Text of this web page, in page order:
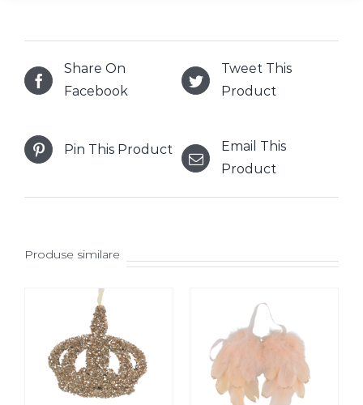
Share On
Facebook
Tweet This
Product
Pin This Product
Email This
Product
Produse similare
SELECT OPTIONS
/